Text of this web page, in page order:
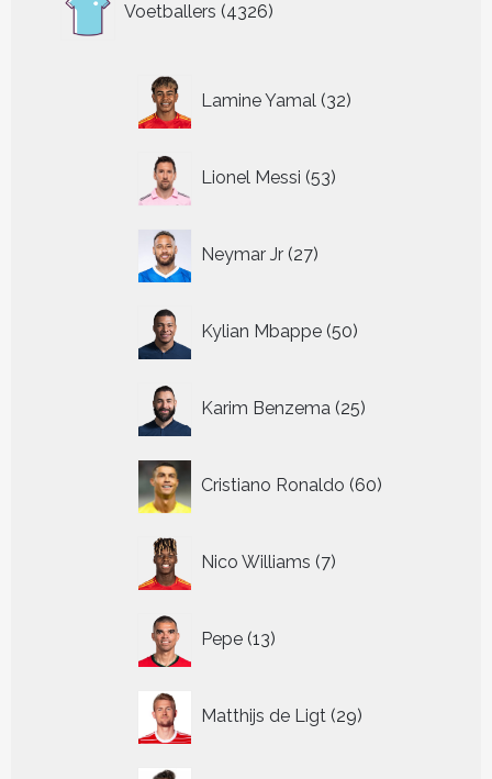
Voetballers 4326
producten
Lamine Yamal 32
producten
Lionel Messi 53
producten
Neymar Jr 27
producten
Kylian Mbappe 50
producten
Karim Benzema 25
producten
Cristiano Ronaldo 60
producten
Nico Williams 7
producten
Pepe 13
producten
Matthijs de Ligt 29
producten